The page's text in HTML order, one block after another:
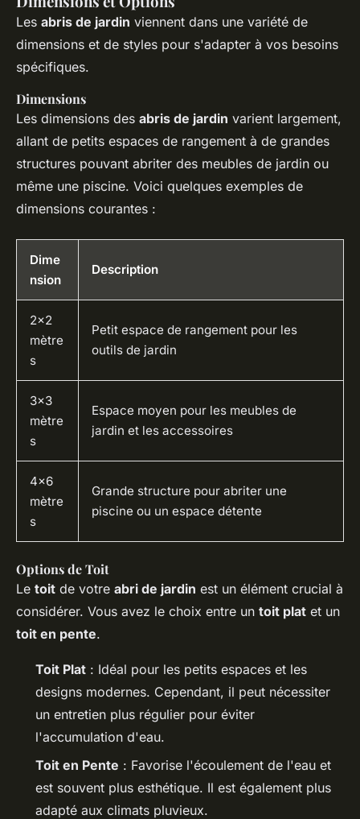
Les abris de jardin viennent dans une variété de
dimensions et de styles pour s'adapter à vos besoins
spécifiques.
Dimensions
Les dimensions des abris de jardin varient largement,
allant de petits espaces de rangement à de grandes
structures pouvant abriter des meubles de jardin ou
même une piscine. Voici quelques exemples de
dimensions courantes :
Dime
nsion
Description
2x2
mètre
s
Petit espace de rangement pour les
outils de jardin
3x3
mètre
s
Espace moyen pour les meubles de
jardin et les accessoires
4x6
mètre
s
Grande structure pour abriter une
piscine ou un espace détente
Options de Toit
Le toit de votre abri de jardin est un élément crucial à
considérer. Vous avez le choix entre un toit plat et un
toit en pente.
Toit Plat : Idéal pour les petits espaces et les
designs modernes. Cependant, il peut nécessiter
un entretien plus régulier pour éviter
l'accumulation d'eau.
Toit en Pente : Favorise l'écoulement de l'eau et
est souvent plus esthétique. Il est également plus
adapté aux climats pluvieux.